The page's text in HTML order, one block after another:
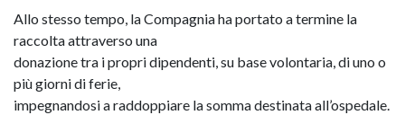
Allo stesso tempo, la Compagnia ha portato a termine la
raccolta attraverso una
donazione tra i propri dipendenti, su base volontaria, di uno o
più giorni di ferie,
impegnandosi a raddoppiare la somma destinata all’ospedale.